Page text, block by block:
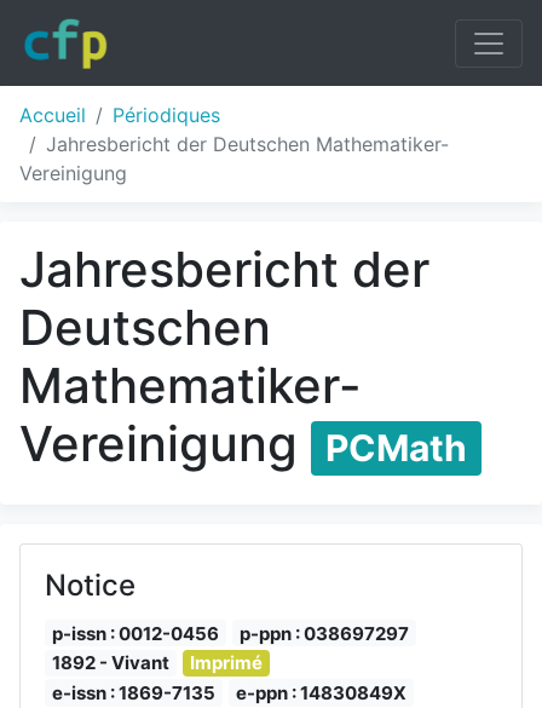
Accueil
Périodiques
Jahresbericht der Deutschen Mathematiker-
Vereinigung
Jahresbericht der
Deutschen
Mathematiker-
Vereinigung
PCMath
Notice
p-issn : 0012-0456
p-ppn : 038697297
1892 - Vivant
Imprimé
e-issn : 1869-7135
e-ppn : 14830849X